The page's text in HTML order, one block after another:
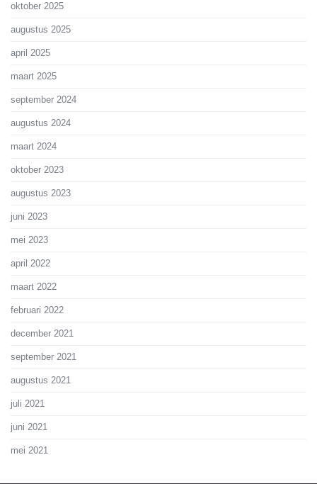
oktober 2025
augustus 2025
april 2025
maart 2025
september 2024
augustus 2024
maart 2024
oktober 2023
augustus 2023
juni 2023
mei 2023
april 2022
maart 2022
februari 2022
december 2021
september 2021
augustus 2021
juli 2021
juni 2021
mei 2021